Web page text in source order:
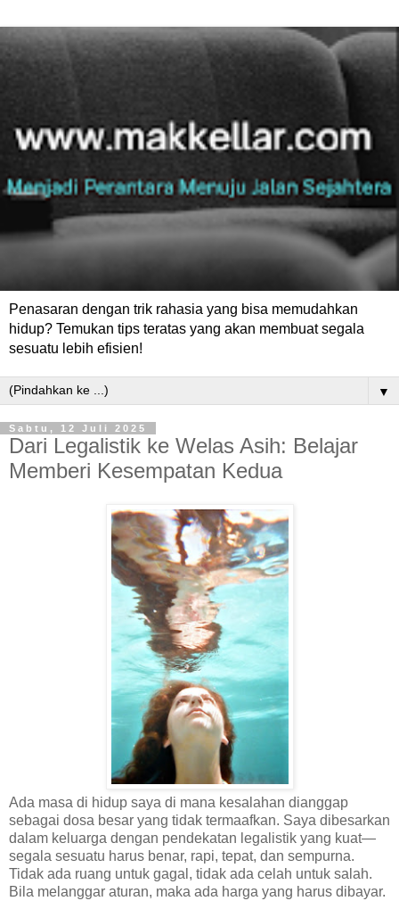
Penasaran dengan trik rahasia yang bisa memudahkan
hidup? Temukan tips teratas yang akan membuat segala
sesuatu lebih efisien!
▼
Sabtu, 12 Juli 2025
Dari Legalistik ke Welas Asih: Belajar
Memberi Kesempatan Kedua
Ada masa di hidup saya di mana kesalahan dianggap
sebagai dosa besar yang tidak termaafkan. Saya dibesarkan
dalam keluarga dengan pendekatan legalistik yang kuat—
segala sesuatu harus benar, rapi, tepat, dan sempurna.
Tidak ada ruang untuk gagal, tidak ada celah untuk salah.
Bila melanggar aturan, maka ada harga yang harus dibayar.